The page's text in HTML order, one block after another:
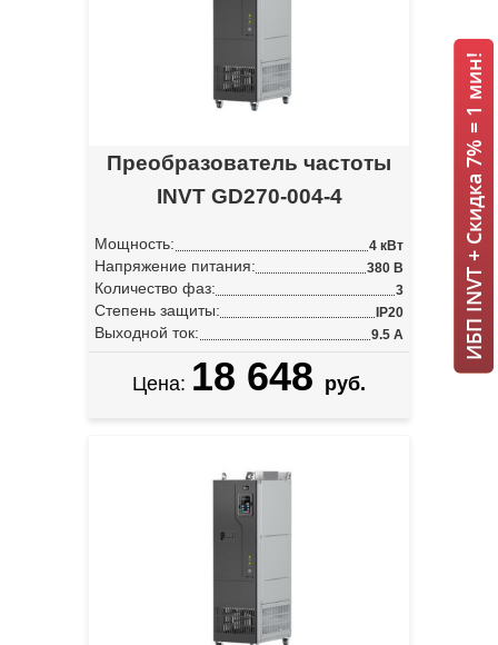
Преобразователь частоты
INVT GD270-004-4
Мощность: 4 кВт
Напряжение питания: 380 В
Количество фаз: 3
Степень защиты: IP20
Выходной ток: 9.5 А
Цена: 18 648 руб.
ИБП INVT + Скидка 7% = 1 мин!